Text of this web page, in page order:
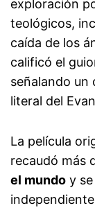
exploración
teológicos,
caída de los
calificó el
señalando un
literal del
La película
recaudó más
el mundo y